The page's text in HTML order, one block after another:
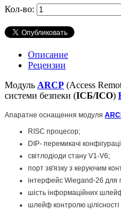
Кол-во:
Описание
Рецензии
Модуль ARCP (Access
системи безпеки (ІСБ/ІСО)
Апаратне оснащення модуля
RISC процесор;
DIP- перемикачі
світлодіоди стану V1-V6;
порт зв'язку з керуючим
інтерфейс Wiegand-26 для
шість інформаційних
шлейф контролю цілісності